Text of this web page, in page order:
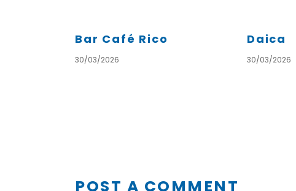
Bar Café Rico
30/03/2026
Daica
30/03/2026
POST A COMMENT